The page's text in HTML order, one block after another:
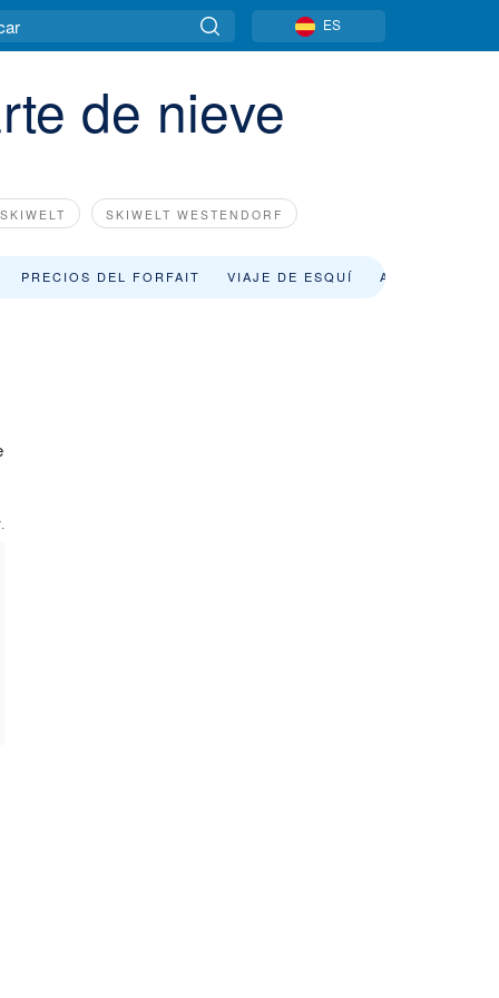
ES
de nieve
SKIWELT WESTENDORF
PRECIOS DEL FORFAIT VIAJE DE ESQUÍ ALQUILER DE